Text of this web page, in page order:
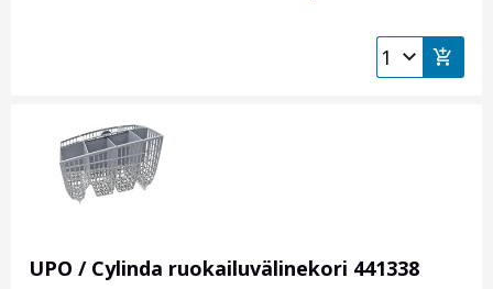
UPO / Cylinda ruokailuvälinekori 441338